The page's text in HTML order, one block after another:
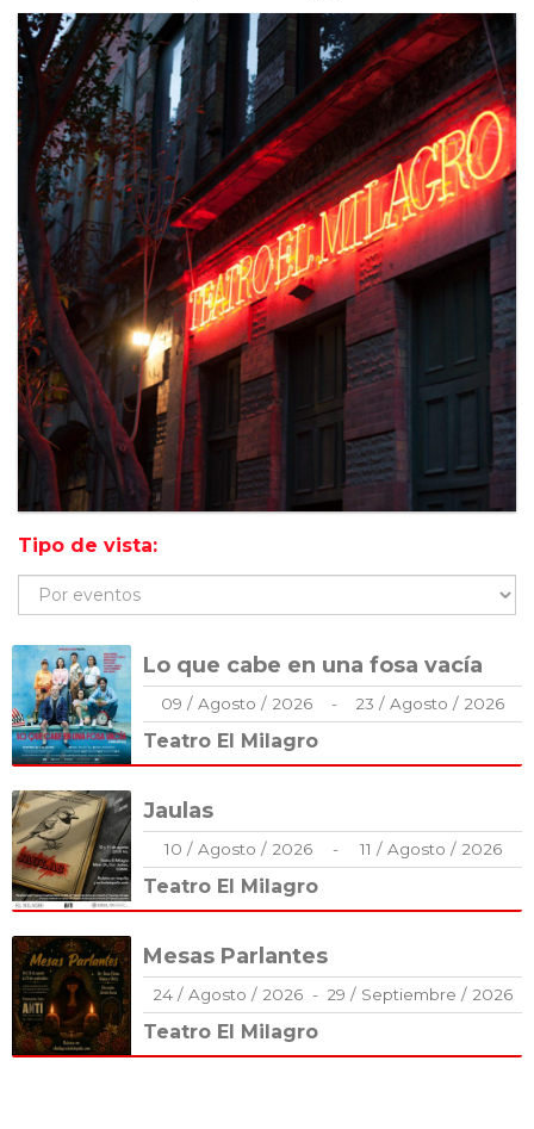
Tipo de vista:
Lo que cabe en una fosa vacía
09 /Agosto / 2026 - 23 / Agosto / 2026
Teatro El Milagro
Jaulas
10 / Agosto / 2026 - 11 / Agosto / 2026
Teatro El Milagro
Mesas Parlantes
24/ Agosto / 2026 - 29 / Septiembre / 2026
Teatro El Milagro